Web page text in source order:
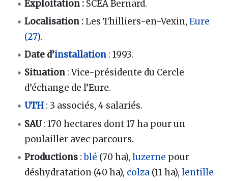
Exploitation : SCEA Bernard.
Localisation :Les Thilliers-en-Vexin,Eure
(27).
Date d’installation : 1993.
Situation : Vice-présidente du Cercle
d’échange de l’Eure.
UTH : 3 associés, 4 salariés.
SAU : 170 hectares dont 17 ha pour un
poulailler avec parcours.
Productions :blé (70 ha),luzerne pour
déshydratation (40 ha), colza (11 ha),lentille